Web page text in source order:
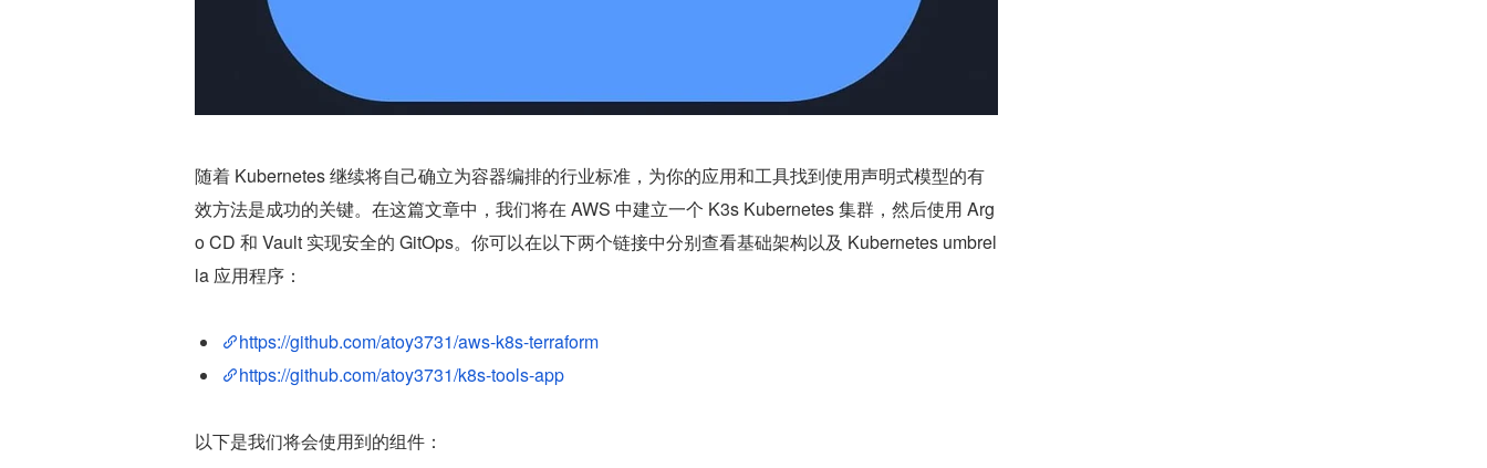
随着 Kubernetes 继续将自己确立为容器编排的行业标准，为你的应用和工具找到使用声明式模型的有
效方法是成功的关键。在这篇文章中，我们将在 AWS 中建立一个 K3s Kubernetes 集群，然后使用 Arg
o CD 和 Vault 实现安全的 GitOps。你可以在以下两个链接中分别查看基础架构以及 Kubernetes umbrel
la 应用程序：
https://github.com/atoy3731/aws-k8s-terraform
https://github.com/atoy3731/k8s-tools-app
以下是我们将会使用到的组件：